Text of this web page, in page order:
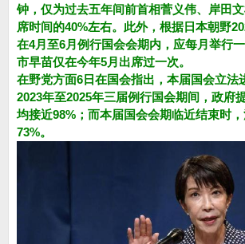
钟，仅为过去五年间前首相菅义伟、岸田
席时间的40%左右。此外，根据日本朝野
在4月至6月例行国会会期内，应每月举行
市早苗仅在今年5月出席过一次。
在野党方面6日在国会指出，本届国会立法
2023年至2025年三届例行国会期间，政府
均接近98%；而本届国会会期临近结束时
73%。